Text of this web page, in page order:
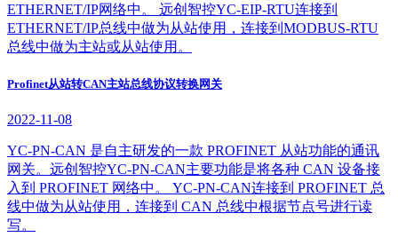
ETHERNET/IP网络中。 远创智控YC-EIP-RTU连接到
ETHERNET/IP总线中做为从站使用，连接到MODBUS-RTU
总线中做为主站或从站使用。
Profinet从站转CAN主站总线协议转换网关
2022-11-08
YC-PN-CAN 是自主研发的一款 PROFINET 从站功能的通讯
网关。远创智控YC-PN-CAN主要功能是将各种 CAN 设备接
入到 PROFINET 网络中。 YC-PN-CAN连接到 PROFINET 总
线中做为从站使用，连接到 CAN 总线中根据节点号进行读
写。